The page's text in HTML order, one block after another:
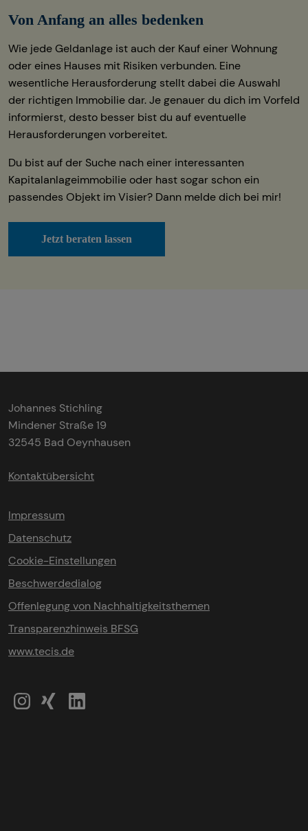
Von Anfang an alles bedenken
Wie jede Geldanlage ist auch der Kauf einer Wohnung
oder eines Hauses mit Risiken verbunden. Eine
wesentliche Herausforderung stellt dabei die Auswahl
der richtigen Immobilie dar. Je genauer du dich im Vorfeld
informierst, desto besser bist du auf eventuelle
Herausforderungen vorbereitet.
Du bist auf der Suche nach einer interessanten
Kapitalanlageimmobilie oder hast sogar schon ein
passendes Objekt im Visier? Dann melde dich bei mir!
Jetzt beraten lassen
Johannes Stichling
Mindener Straße 19
32545 Bad Oeynhausen
Kontaktübersicht
Impressum
Datenschutz
Cookie-Einstellungen
Beschwerdedialog
Offenlegung von Nachhaltigkeitsthemen
Transparenzhinweis BFSG
www.tecis.de